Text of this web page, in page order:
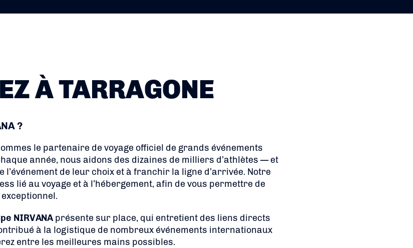
À TARRAGONE
?
le partenaire de voyage officiel de grands événements
année, nous aidons des dizaines de milliers d’athlètes — et
de leur choix et à franchir la ligne d’arrivée. Notre
lié au voyage et à l’hébergement, afin de vous permettre de
NIRVANAprésente sur place, qui entretient des liens directs
à la logistique de nombreux événements internationaux
entre les meilleures mains possibles.